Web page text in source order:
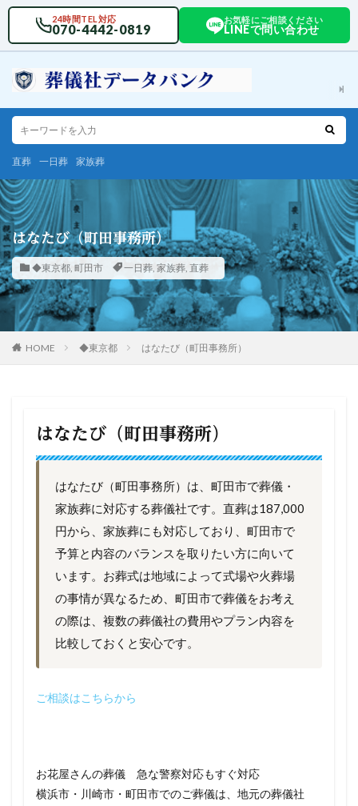
24時間TEL対応
070-4442-0819
お気軽にご相談ください
LINEで問い合わせ
直葬 一日葬 家族葬
はなたび（町田事務所）
◆東京都, 町田市 一日葬, 家族葬, 直葬
HOME ◆東京都 はなたび（町田事務所）
はなたび（町田事務所）
はなたび（町田事務所）は、町田市で葬儀・
家族葬に対応する葬儀社です。直葬は187,000
円から、家族葬にも対応しており、町田市で
予算と内容のバランスを取りたい方に向いて
います。お葬式は地域によって式場や火葬場
の事情が異なるため、町田市で葬儀をお考え
の際は、複数の葬儀社の費用やプラン内容を
比較しておくと安心です。
ご相談はこちらから
お花屋さんの葬儀 急な警察対応もすぐ対応
横浜市・川崎市・町田市でのご葬儀は、地元の葬儀社